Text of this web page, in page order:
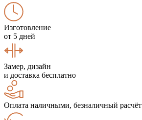
Изготовление
от 5 дней
Замер, дизайн
и доставка бесплатно
Оплата наличными, безналичный расчёт